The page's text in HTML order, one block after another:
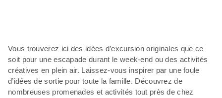
Vous trouverez ici des idées d’excursion originales que ce
soit pour une escapade durant le week-end ou des activités
créatives en plein air. Laissez-vous inspirer par une foule
d’idées de sortie pour toute la famille. Découvrez de
nombreuses promenades et activités tout près de chez